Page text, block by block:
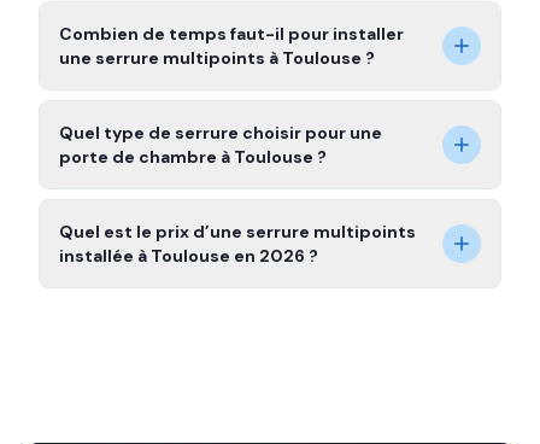
Combien de temps faut-il pour installer
une serrure multipoints à Toulouse ?
Quel type de serrure choisir pour une
porte de chambre à Toulouse ?
Quel est le prix d’une serrure multipoints
installée à Toulouse en 2026 ?